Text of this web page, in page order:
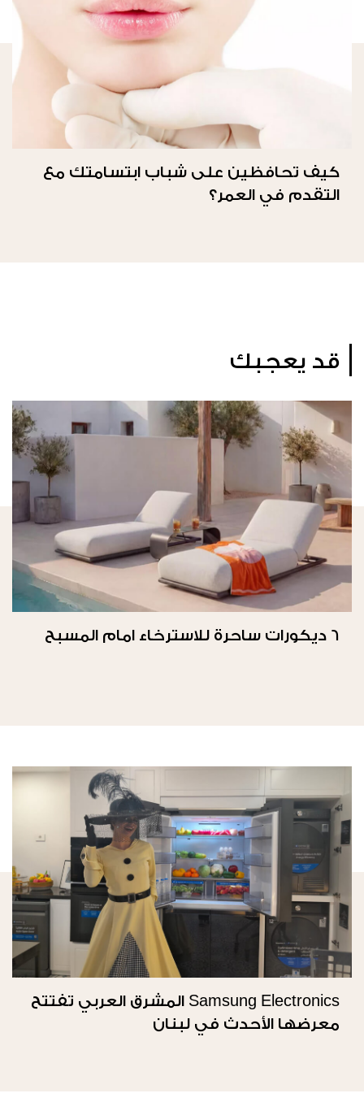
كيف تحافظين على شباب ابتسامتك مع
التقدم في العمر؟
قد يعجبك
6 ديكورات ساحرة للاسترخاء امام المسبح
Samsung Electronics المشرق العربي تفتتح
معرضها الأحدث في لبنان